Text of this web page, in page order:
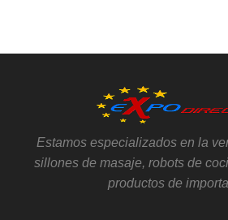
Estamos especializados en la
sillones de masaje, robots de
productos de